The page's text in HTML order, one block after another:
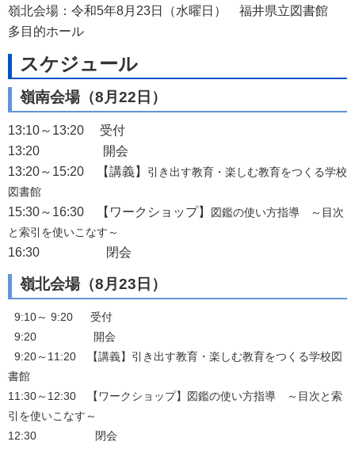
嶺北会場：令和5年8月23日（水曜日） 福井県立図書館
多目的ホール
スケジュール
嶺南会場（8月22日）
13:10～13:20 受付
13:20 開会
13:20～15:20 【講義】 引き出す教育・楽しむ教育をつくる学校
図書館
15:30～16:30 【ワークショップ】 図鑑の使い方指導 ～目次
と索引を使いこなす～
16:30 閉会
嶺北会場（8月23日）
9:10～ 9:20 受付
9:20 開会
9:20～11:20 【講義】引き出す教育・楽しむ教育をつくる学校図
書館
11:30～12:30 【ワークショップ】図鑑の使い方指導 ～目次と索
引を使いこなす～
12:30 閉会